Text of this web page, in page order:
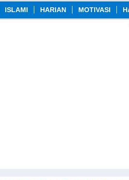
ISLAMI HARIAN MOTIVASI